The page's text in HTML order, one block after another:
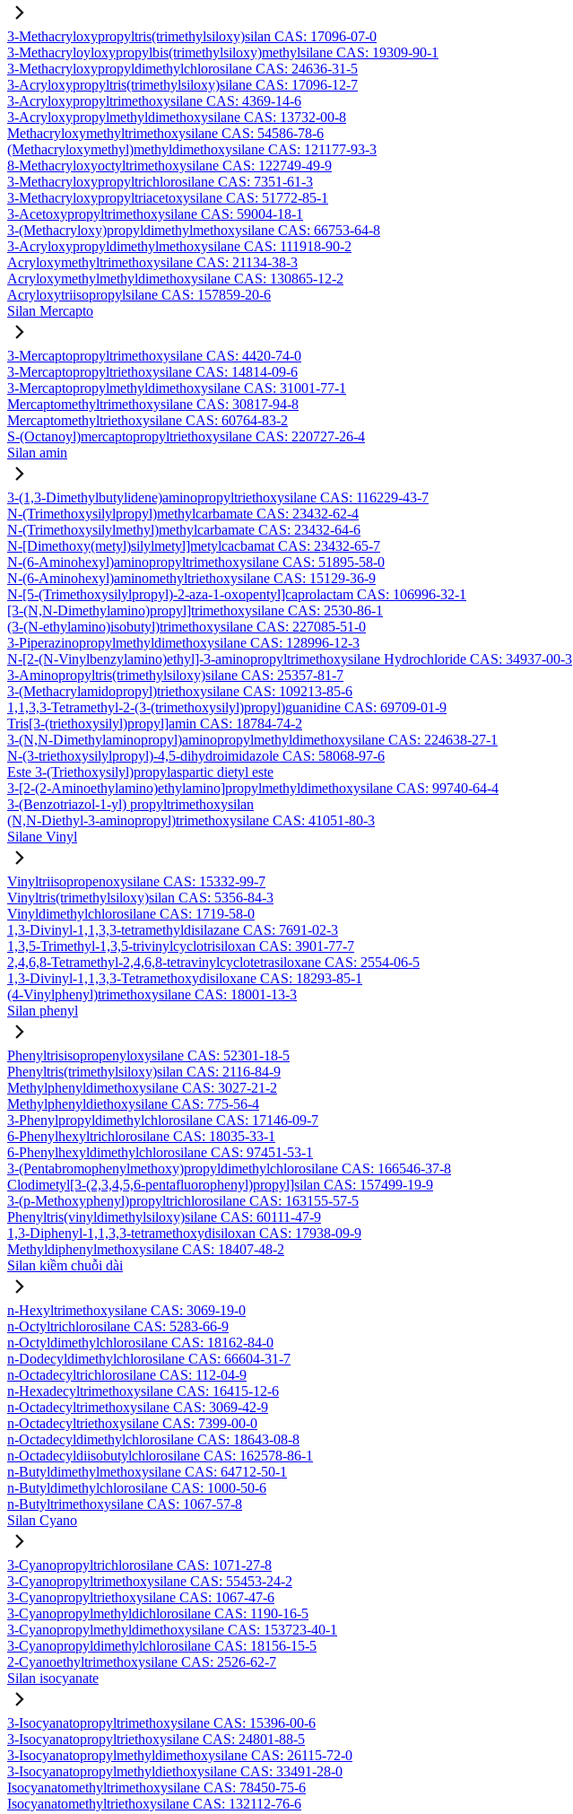
3-Methacryloxypropyltris(trimethylsiloxy)silan CAS: 17096-07-0
3-Methacryloyloxypropylbis(trimethylsiloxy)methylsilane CAS: 19309-90-1
3-Methacryloxypropyldimethylchlorosilane CAS: 24636-31-5
3-Acryloxypropyltris(trimethylsiloxy)silane CAS: 17096-12-7
3-Acryloxypropyltrimethoxysilane CAS: 4369-14-6
3-Acryloxypropylmethyldimethoxysilane CAS: 13732-00-8
Methacryloxymethyltrimethoxysilane CAS: 54586-78-6
(Methacryloxymethyl)methyldimethoxysilane CAS: 121177-93-3
8-Methacryloxyoctyltrimethoxysilane CAS: 122749-49-9
3-Methacryloxypropyltrichlorosilane CAS: 7351-61-3
3-Methacryloxypropyltriacetoxysilane CAS: 51772-85-1
3-Acetoxypropyltrimethoxysilane CAS: 59004-18-1
3-(Methacryloxy)propyldimethylmethoxysilane CAS: 66753-64-8
3-Acryloxypropyldimethylmethoxysilane CAS: 111918-90-2
Acryloxymethyltrimethoxysilane CAS: 21134-38-3
Acryloxymethylmethyldimethoxysilane CAS: 130865-12-2
Acryloxytriisopropylsilane CAS: 157859-20-6
Silan Mercapto
3-Mercaptopropyltrimethoxysilane CAS: 4420-74-0
3-Mercaptopropyltriethoxysilane CAS: 14814-09-6
3-Mercaptopropylmethyldimethoxysilane CAS: 31001-77-1
Mercaptomethyltrimethoxysilane CAS: 30817-94-8
Mercaptomethyltriethoxysilane CAS: 60764-83-2
S-(Octanoyl)mercaptopropyltriethoxysilane CAS: 220727-26-4
Silan amin
3-(1,3-Dimethylbutylidene)aminopropyltriethoxysilane CAS: 116229-43-7
N-(Trimethoxysilylpropyl)methylcarbamate CAS: 23432-62-4
N-(Trimethoxysilylmethyl)methylcarbamate CAS: 23432-64-6
N-[Dimethoxy(metyl)silylmetyl]metylcacbamat CAS: 23432-65-7
N-(6-Aminohexyl)aminopropyltrimethoxysilane CAS: 51895-58-0
N-(6-Aminohexyl)aminomethyltriethoxysilane CAS: 15129-36-9
N-[5-(Trimethoxysilylpropyl)-2-aza-1-oxopentyl]caprolactam CAS: 106996-32-1
[3-(N,N-Dimethylamino)propyl]trimethoxysilane CAS: 2530-86-1
(3-(N-ethylamino)isobutyl)trimethoxysilane CAS: 227085-51-0
3-Piperazinopropylmethyldimethoxysilane CAS: 128996-12-3
N-[2-(N-Vinylbenzylamino)ethyl]-3-aminopropyltrimethoxysilane Hydrochloride CAS: 34937-00-3
3-Aminopropyltris(trimethylsiloxy)silane CAS: 25357-81-7
3-(Methacrylamidopropyl)triethoxysilane CAS: 109213-85-6
1,1,3,3-Tetramethyl-2-(3-(trimethoxysilyl)propyl)guanidine CAS: 69709-01-9
Tris[3-(triethoxysilyl)propyl]amin CAS: 18784-74-2
3-(N,N-Dimethylaminopropyl)aminopropylmethyldimethoxysilane CAS: 224638-27-1
N-(3-triethoxysilylpropyl)-4,5-dihydroimidazole CAS: 58068-97-6
Este 3-(Triethoxysilyl)propylaspartic dietyl este
3-[2-(2-Aminoethylamino)ethylamino]propylmethyldimethoxysilane CAS: 99740-64-4
3-(Benzotriazol-1-yl) propyltrimethoxysilan
(N,N-Diethyl-3-aminopropyl)trimethoxysilane CAS: 41051-80-3
Silane Vinyl
Vinyltriisopropenoxysilane CAS: 15332-99-7
Vinyltris(trimethylsiloxy)silan CAS: 5356-84-3
Vinyldimethylchlorosilane CAS: 1719-58-0
1,3-Divinyl-1,1,3,3-tetramethyldisilazane CAS: 7691-02-3
1,3,5-Trimethyl-1,3,5-trivinylcyclotrisiloxan CAS: 3901-77-7
2,4,6,8-Tetramethyl-2,4,6,8-tetravinylcyclotetrasiloxane CAS: 2554-06-5
1,3-Divinyl-1,1,3,3-Tetramethoxydisiloxane CAS: 18293-85-1
(4-Vinylphenyl)trimethoxysilane CAS: 18001-13-3
Silan phenyl
Phenyltrisisopropenyloxysilane CAS: 52301-18-5
Phenyltris(trimethylsiloxy)silan CAS: 2116-84-9
Methylphenyldimethoxysilane CAS: 3027-21-2
Methylphenyldiethoxysilane CAS: 775-56-4
3-Phenylpropyldimethylchlorosilane CAS: 17146-09-7
6-Phenylhexyltrichlorosilane CAS: 18035-33-1
6-Phenylhexyldimethylchlorosilane CAS: 97451-53-1
3-(Pentabromophenylmethoxy)propyldimethylchlorosilane CAS: 166546-37-8
Clodimetyl[3-(2,3,4,5,6-pentafluorophenyl)propyl]silan CAS: 157499-19-9
3-(p-Methoxyphenyl)propyltrichlorosilane CAS: 163155-57-5
Phenyltris(vinyldimethylsiloxy)silane CAS: 60111-47-9
1,3-Diphenyl-1,1,3,3-tetramethoxydisiloxan CAS: 17938-09-9
Methyldiphenylmethoxysilane CAS: 18407-48-2
Silan kiềm chuỗi dài
n-Hexyltrimethoxysilane CAS: 3069-19-0
n-Octyltrichlorosilane CAS: 5283-66-9
n-Octyldimethylchlorosilane CAS: 18162-84-0
n-Dodecyldimethylchlorosilane CAS: 66604-31-7
n-Octadecyltrichlorosilane CAS: 112-04-9
n-Hexadecyltrimethoxysilane CAS: 16415-12-6
n-Octadecyltrimethoxysilane CAS: 3069-42-9
n-Octadecyltriethoxysilane CAS: 7399-00-0
n-Octadecyldimethylchlorosilane CAS: 18643-08-8
n-Octadecyldiisobutylchlorosilane CAS: 162578-86-1
n-Butyldimethylmethoxysilane CAS: 64712-50-1
n-Butyldimethylchlorosilane CAS: 1000-50-6
n-Butyltrimethoxysilane CAS: 1067-57-8
Silan Cyano
3-Cyanopropyltrichlorosilane CAS: 1071-27-8
3-Cyanopropyltrimethoxysilane CAS: 55453-24-2
3-Cyanopropyltriethoxysilane CAS: 1067-47-6
3-Cyanopropylmethyldichlorosilane CAS: 1190-16-5
3-Cyanopropylmethyldimethoxysilane CAS: 153723-40-1
3-Cyanopropyldimethylchlorosilane CAS: 18156-15-5
2-Cyanoethyltrimethoxysilane CAS: 2526-62-7
Silan isocyanate
3-Isocyanatopropyltrimethoxysilane CAS: 15396-00-6
3-Isocyanatopropyltriethoxysilane CAS: 24801-88-5
3-Isocyanatopropylmethyldimethoxysilane CAS: 26115-72-0
3-Isocyanatopropylmethyldiethoxysilane CAS: 33491-28-0
Isocyanatomethyltrimethoxysilane CAS: 78450-75-6
Isocyanatomethyltriethoxysilane CAS: 132112-76-6